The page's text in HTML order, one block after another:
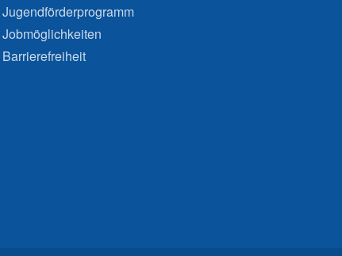
Jugendförderprogramm
Jobmöglichkeiten
Barrierefreiheit